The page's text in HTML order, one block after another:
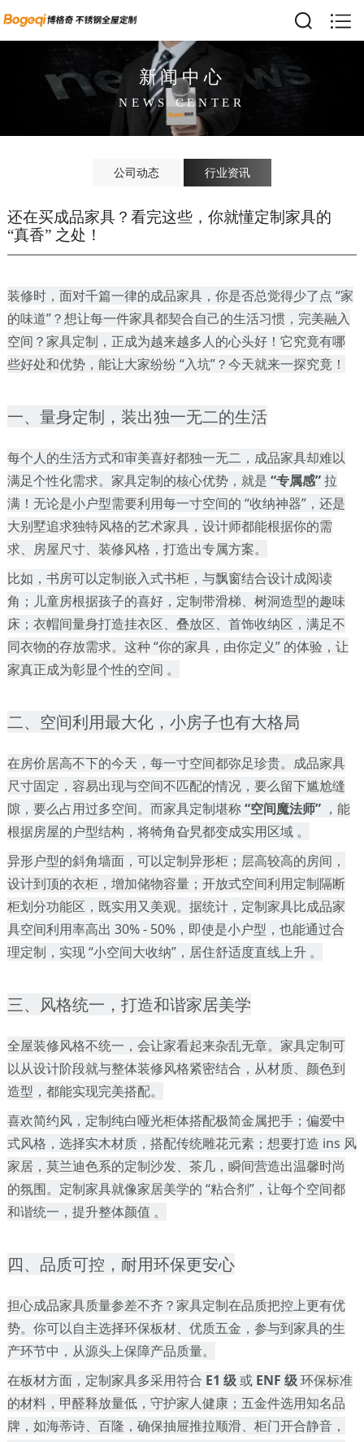
新闻中心
NEWS CENTER
公司动态 行业资讯
还在买成品家具？看完这些，你就懂定制家具的
“真香” 之处！
装修时，面对千篇一律的成品家具，你是否总觉得少了点 “家
的味道”？想让每一件家具都契合自己的生活习惯，完美融入
空间？家具定制，正成为越来越多人的心头好！它究竟有哪
些好处和优势，能让大家纷纷 “入坑”？今天就来一探究竟！
一、量身定制，装出独一无二的生活
每个人的生活方式和审美喜好都独一无二，成品家具却难以
满足个性化需求。家具定制的核心优势，就是 “专属感”拉
满！无论是小户型需要利用每一寸空间的 “收纳神器”，还是
大别墅追求独特风格的艺术家具，设计师都能根据你的需
求、房屋尺寸、装修风格，打造出专属方案。
比如，书房可以定制嵌入式书柜，与飘窗结合设计成阅读
角；儿童房根据孩子的喜好，定制带滑梯、树洞造型的趣味
床；衣帽间量身打造挂衣区、叠放区、首饰收纳区，满足不
同衣物的存放需求。这种 “你的家具，由你定义” 的体验，让
家真正成为彰显个性的空间 。
二、空间利用最大化，小房子也有大格局
在房价居高不下的今天，每一寸空间都弥足珍贵。成品家具
尺寸固定，容易出现与空间不匹配的情况，要么留下尴尬缝
隙，要么占用过多空间。而家具定制堪称“空间魔法师” ，能
根据房屋的户型结构，将犄角旮旯都变成实用区域 。
异形户型的斜角墙面，可以定制异形柜；层高较高的房间，
设计到顶的衣柜，增加储物容量；开放式空间利用定制隔断
柜划分功能区，既实用又美观。据统计，定制家具比成品家
具空间利用率高出 30% - 50%，即使是小户型，也能通过合
理定制，实现 “小空间大收纳”，居住舒适度直线上升 。
三、风格统一，打造和谐家居美学
全屋装修风格不统一，会让家看起来杂乱无章。家具定制可
以从设计阶段就与整体装修风格紧密结合，从材质、颜色到
造型，都能实现完美搭配。
喜欢简约风，定制纯白哑光柜体搭配极简金属把手；偏爱中
式风格，选择实木材质，搭配传统雕花元素；想要打造 ins 风
家居，莫兰迪色系的定制沙发、茶几，瞬间营造出温馨时尚
的氛围。定制家具就像家居美学的 “粘合剂”，让每个空间都
和谐统一，提升整体颜值 。
四、品质可控，耐用环保更安心
担心成品家具质量参差不齐？家具定制在品质把控上更有优
势。你可以自主选择环保板材、优质五金，参与到家具的生
产环节中，从源头上保障产品质量。
在板材方面，定制家具多采用符合 E1 级或 ENF 级环保标准
的材料，甲醛释放量低，守护家人健康；五金件选用知名品
牌，如海蒂诗、百隆，确保抽屉推拉顺滑、柜门开合静音，